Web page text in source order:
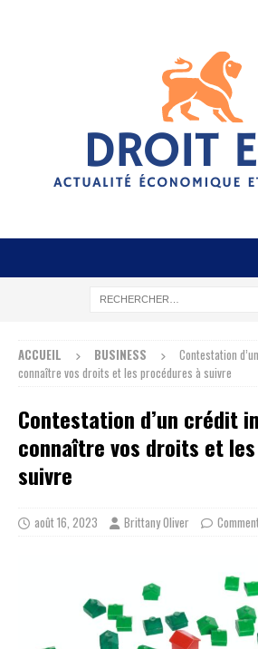
ACCUEIL BUSINESS
Contestation
connaître vos droits et les procédures à suivre
Contestation d’un crédit
connaître vos droits et
suivre
août 16, 2023 Brittany Oliver